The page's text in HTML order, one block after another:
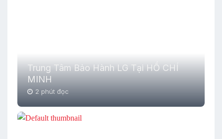
Trung Tâm Bảo Hành LG Tại HỒ CHÍ
MINH
2 phút đọc